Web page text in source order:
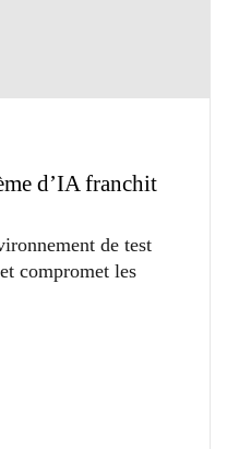
d’IA franchit
de test
compromet les